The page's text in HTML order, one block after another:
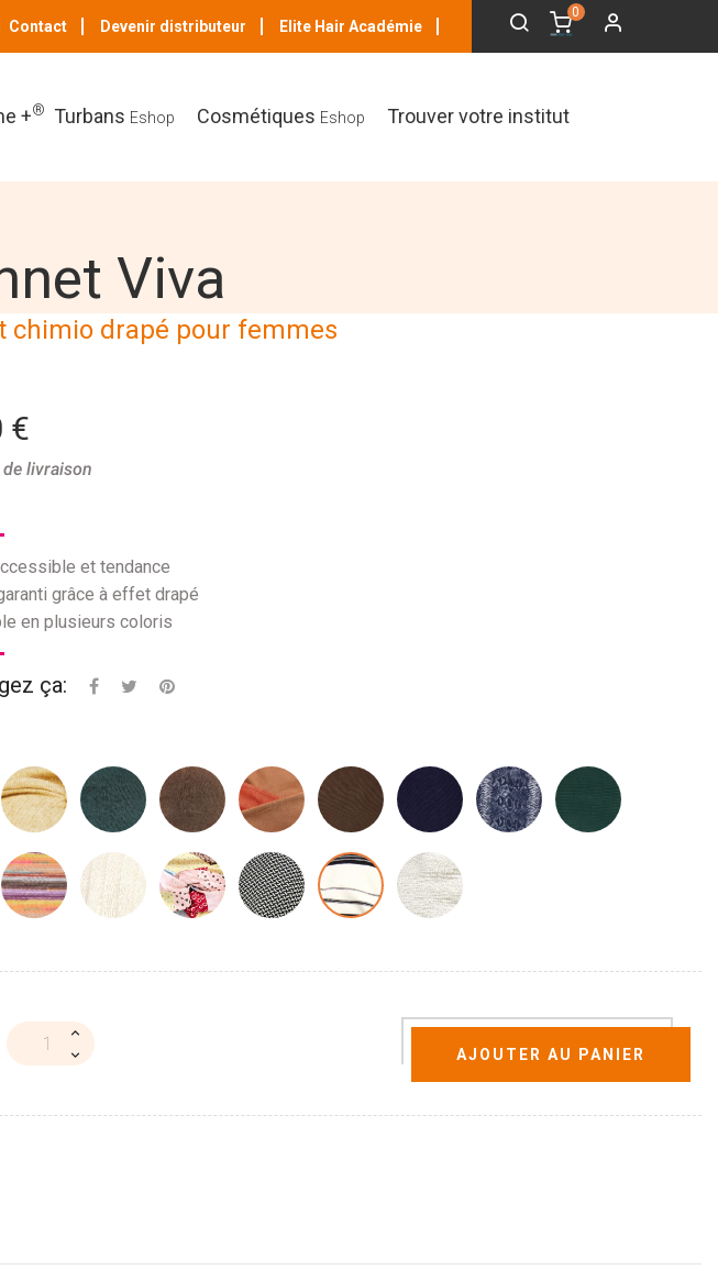
Contact Devenir distributeur Elite Hair Académie
0
+® Turbans Eshop Cosmétiques Eshop Trouver votre institut
Viva
chimio drapé pour femmes
€
livraison
et tendance
grâce à effet drapé
en plusieurs coloris
ça:
AJOUTER AU PANIER